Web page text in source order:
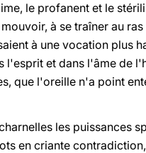
le profanent et le
à se traîner au
à une vocation plus
l'esprit et dans l'âme de
que l'oreille n'a point
les puissances
en criante